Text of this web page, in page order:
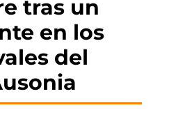
tras un
en los
del